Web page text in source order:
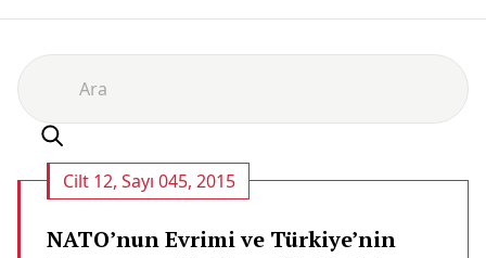
Cilt 12, Sayı 045, 2015
NATO’nun Evrimi ve Türkiye’nin